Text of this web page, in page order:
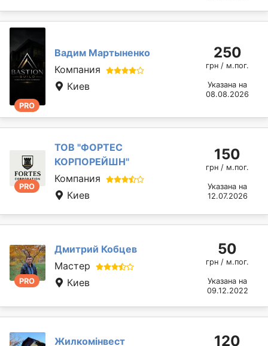
PRO
Вадим Мартыненко
Компания
Киев
250
грн / м.пог.
Указана на
08.08.2026
PRO
ТОВ "ФОРТЕС
КОРПОРЕЙШН"
Компания
Киев
150
грн / м.пог.
Указана на
12.07.2026
PRO
Дмитрий Кобцев
Мастер
Киев
50
грн / м.пог.
Указана на
09.12.2022
Жилкомінвест 120